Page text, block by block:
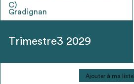
C)
Gradignan
Trimestre3 2029
quantité
Ajouter à ma liste